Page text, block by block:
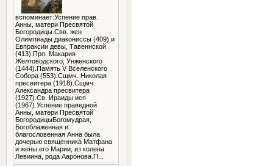
вспоминает:Успение прав.
Анны, матери Пресвятой
Богородицы.Свв. жен
Олимпиады диакониссы (409) и
Евпраксии девы, Тавеннской
(413).Прп. Макария
Желтоводского, Унженского
(1444).Память V Вселенского
Собора (553).Сщмч. Николая
пресвитера (1918).Сщмч.
Александра пресвитера
(1927).Св. Ираиды исп
(1967).Успение праведной
Анны, матери Пресвятой
БогородицыБогомудрая,
Богоблаженная и
благословенная Анна была
дочерью священника Матфана
и жены его Марии, из колена
Левиина, рода Ааронова.П...